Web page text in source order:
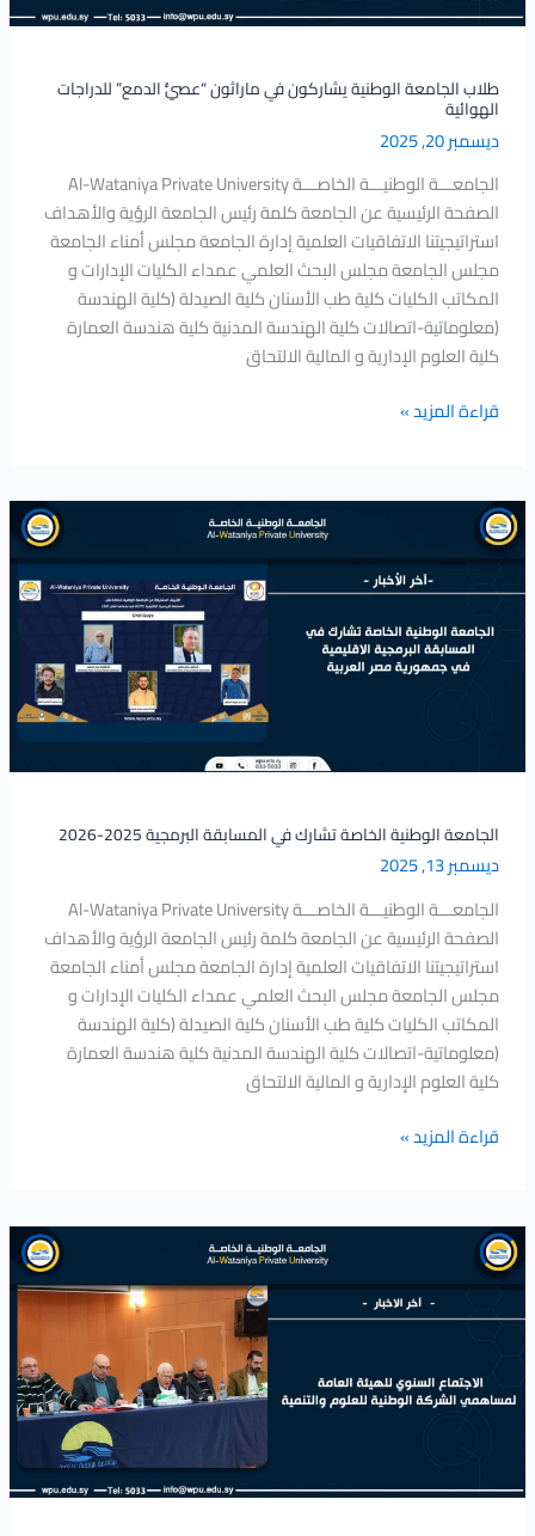
طلاب الجامعة الوطنية يشاركون في ماراثون “عصيُّ الدمع” للدراجات
الهوائية
ديسمبر 20, 2025
الجامعـــة الوطنيـــة الخاصـــة Al-Wataniya Private University
الصفحة الرئيسية عن الجامعة كلمة رئيس الجامعة الرؤية والأهداف
استراتيجيتنا الاتفاقيات العلمية إدارة الجامعة مجلس أمناء الجامعة
مجلس الجامعة مجلس البحث العلمي عمداء الكليات الإدارات و
المكاتب الكليات كلية طب الأسنان كلية الصيدلة (كلية الهندسة
(معلوماتية-اتصالات كلية الهندسة المدنية كلية هندسة العمارة
كلية العلوم الإدارية و المالية الالتحاق
الهوائية
قراءة المزيد »
الجامعة الوطنية الخاصة تشارك في المسابقة البرمجية 2025-2026
ديسمبر 13, 2025
الجامعـــة الوطنيـــة الخاصـــة Al-Wataniya Private University
الصفحة الرئيسية عن الجامعة كلمة رئيس الجامعة الرؤية والأهداف
استراتيجيتنا الاتفاقيات العلمية إدارة الجامعة مجلس أمناء الجامعة
مجلس الجامعة مجلس البحث العلمي عمداء الكليات الإدارات و
المكاتب الكليات كلية طب الأسنان كلية الصيدلة (كلية الهندسة
(معلوماتية-اتصالات كلية الهندسة المدنية كلية هندسة العمارة
كلية العلوم الإدارية و المالية الالتحاق
الجامعة
الوطنية
الخاصة
تشارك
في
المسابقة
قراءة المزيد »
الاجتماع
السنوي
للهيئة
العامة
الشركة
الوطنية